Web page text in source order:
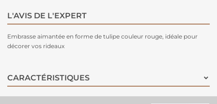
L'AVIS DE L'EXPERT
Embrasse aimantée en forme de tulipe couleur rouge, idéale pour
décorer vos rideaux
CARACTÉRISTIQUES